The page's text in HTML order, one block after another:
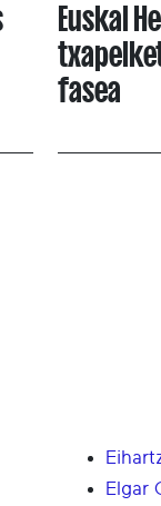
Euskal
fasea
Elgar